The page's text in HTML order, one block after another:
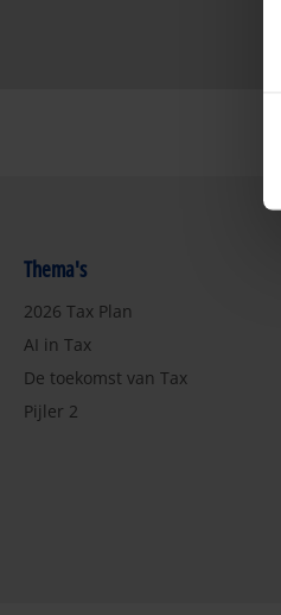
Thema's
2026 Tax Plan
AI in Tax
De toekomst van Tax
Pijler 2